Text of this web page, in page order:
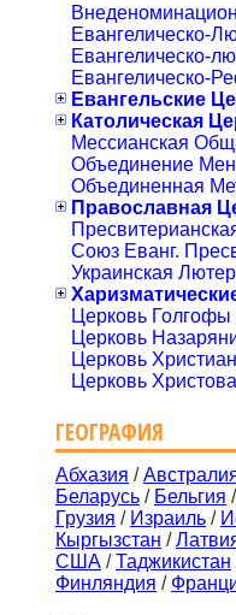
Евангелическо-
Евангелическо-
Евангелическо-
Евангельские
Католическая
Мессианская
Объединение
Объединенная
Православная
Союз Еванг.
Украинская
Церковь Голгофы
Церковь
Церковь
Церковь
ГЕОГРАФИЯ
Абхазия /
Беларусь / Бельгия /
Грузия / Израиль /
Кыргызстан /
США /Таджикистан
Финляндия /